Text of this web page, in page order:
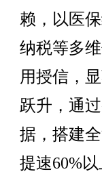
赖，以医
纳税等多
用授信，
跃升，通
据，搭建
提速60%